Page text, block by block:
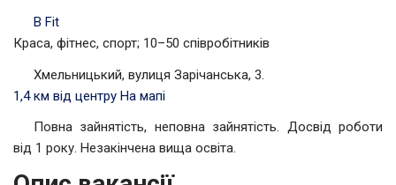
B Fit
Краса, фітнес, спорт; 10–50 співробітників
Хмельницький, вулиця Зарічанська, 3.
1,4 км від центру На мапі
Повна зайнятість, неповна зайнятість. Досвід роботи
від 1 року. Незакінчена вища освіта.